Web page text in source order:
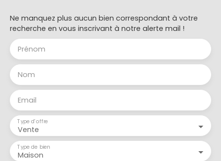
Ne manquez plus aucun bien correspondant à votre
recherche en vous inscrivant à notre alerte mail !
Prénom
Nom
Email
Vente
Type d'offre
Maison
Type de bien